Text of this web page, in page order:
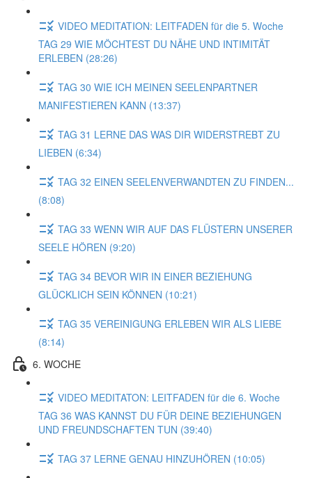
VIDEO MEDITATION: LEITFADEN für die 5. Woche
TAG 29 WIE MÖCHTEST DU NÄHE UND INTIMITÄT
ERLEBEN (28:26)
TAG 30 WIE ICH MEINEN SEELENPARTNER
MANIFESTIEREN KANN (13:37)
TAG 31 LERNE DAS WAS DIR WIDERSTREBT ZU
LIEBEN (6:34)
TAG 32 EINEN SEELENVERWANDTEN ZU FINDEN...
(8:08)
TAG 33 WENN WIR AUF DAS FLÜSTERN UNSERER
SEELE HÖREN (9:20)
TAG 34 BEVOR WIR IN EINER BEZIEHUNG
GLÜCKLICH SEIN KÖNNEN (10:21)
TAG 35 VEREINIGUNG ERLEBEN WIR ALS LIEBE
(8:14)
6. WOCHE
VIDEO MEDITATON: LEITFADEN für die 6. Woche
TAG 36 WAS KANNST DU FÜR DEINE BEZIEHUNGEN
UND FREUNDSCHAFTEN TUN (39:40)
TAG 37 LERNE GENAU HINZUHÖREN (10:05)